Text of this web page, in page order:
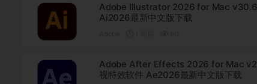
Adobe Illustrator 2026 for Mac
Ai2026最新中文版下载
Adobe After Effects 2026 for Mac
视特效软件 Ae2026最新中文版下载